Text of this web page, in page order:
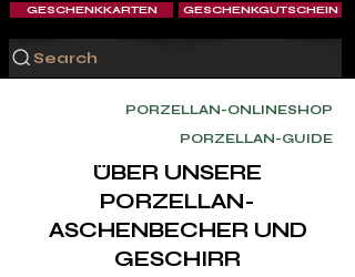
Search
GESCHENKKARTEN GESCHENKGUTSCHEIN
PORZELLAN-ONLINESHOP
PORZELLAN-GUIDE
ÜBER UNSERE
PORZELLAN-
ASCHENBECHER UND
GESCHIRR